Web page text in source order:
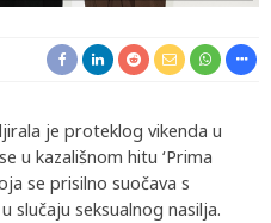
je proteklog vikenda u
u kazališnom hitu ‘Prima
se prisilno suočava s
slučaju seksualnog nasilja.